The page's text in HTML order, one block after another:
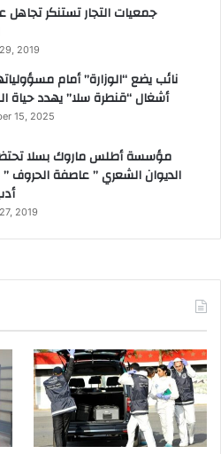
جمعيات التجار تستنكر
2019
نائب يضع “الوزارة” أمام
أشغال “قنطرة سلا” يهدد حياة
15, 2025
مؤسسة أطلس ماروك بسلا
الديوان الشعري ” عاصفة الحروف ”
2019